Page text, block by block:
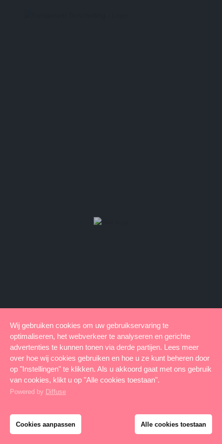
Wij gebruiken cookies om uw gebruikservaring te
optimaliseren, het webverkeer te analyseren en gerichte
advertenties te kunnen tonen via derde partijen. Lees meer
over hoe wij cookies gebruiken en hoe u ze kunt beheren door
op "Instellingen" te klikken. Als u akkoord gaat met ons gebruik
van cookies, klikt u op "Alle cookies toestaan".
Powered by Diffuse
Cookies aanpassen Alle cookies toestaan